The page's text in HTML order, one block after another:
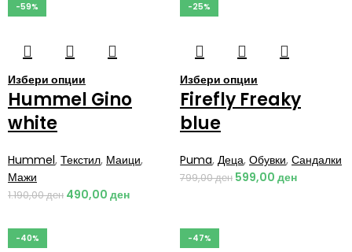
-59%
Избери опции
Hummel Gino
white
Hummel, Текстил, Маици,
Мажи
1.190,00ден 490,00 ден
-25%
Избери опции
Firefly Freaky
blue
Puma, Деца, Обувки, Сандалки
799,00ден 599,00 ден
-40% -47%